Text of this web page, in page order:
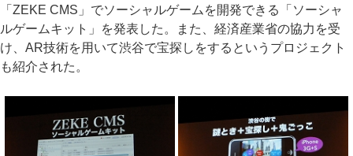
「ZEKE CMS」でソーシャルゲームを開発できる「ソーシャ
ルゲームキット」を発表した。また、経済産業省の協力を受
け、AR技術を用いて渋谷で宝探しをするというプロジェクト
も紹介された。